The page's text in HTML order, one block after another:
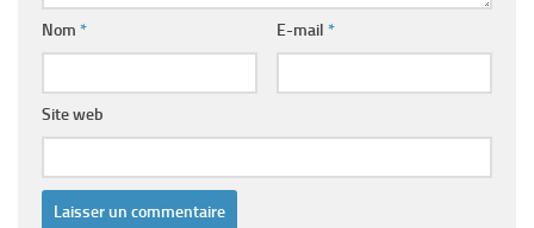
Nom * E-mail *
Site web